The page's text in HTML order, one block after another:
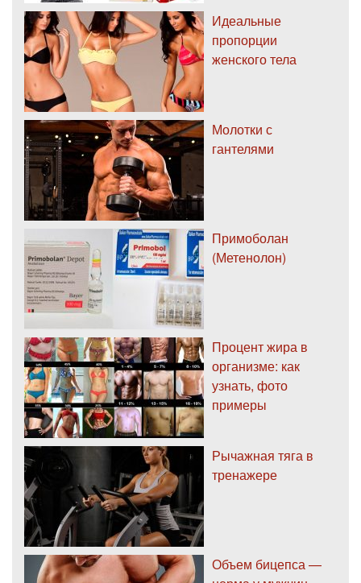
Идеальные
пропорции
женского тела
Молотки с
гантелями
Примоболан
(Метенолон)
Процент жира в
организме: как
узнать, фото
примеры
Рычажная тяга в
тренажере
Объем бицепса —